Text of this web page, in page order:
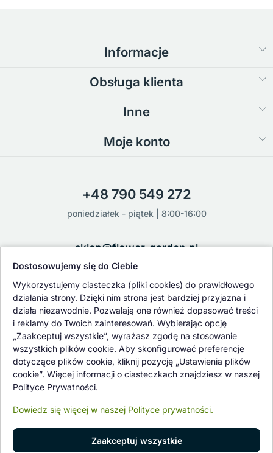
Informacje
Obsługa klienta
Inne
Moje konto
+48 790 549 272
poniedziałek - piątek | 8:00-16:00
sklep@flower-garden.pl
Oferowane przez nas rośliny i nasiona podlegają regularnej ścisłej
kontroli jakości oraz kontroli zdrowotnej przeprowadzanej przez
wykwalifikowane osoby z Państwowej Inspekcji Ochrony Roślin i
Nasiennictwa.
Dostosowujemy się do Ciebie
Wykorzystujemy ciasteczka (pliki cookies) do prawidłowego
działania strony. Dzięki nim strona jest bardziej przyjazna i
działa niezawodnie. Pozwalają one również dopasować treści
i reklamy do Twoich zainteresowań. Wybierając opcję
„Zaakceptuj wszystkie”, wyrażasz zgodę na stosowanie
wszystkich plików cookie. Aby skonfigurować preferencje
dotyczące plików cookie, kliknij pozycję „Ustawienia plików
cookie”. Więcej informacji o ciasteczkach znajdziesz w naszej
Polityce Prywatności.
Dowiedz się więcej w naszej Polityce prywatności.
Zaakceptuj wszystkie